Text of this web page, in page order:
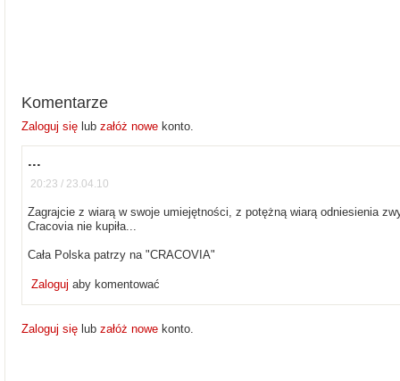
Komentarze
Zaloguj się lub załóż nowe konto.
...
20:23 / 23.04.10
Zagrajcie z wiarą w swoje umiejętności, z potężną wiarą odniesienia
Cracovia nie kupiła...
Cała Polska patrzy na "CRACOVIA"
Zalogujaby komentować
Zaloguj się lub załóż nowe konto.